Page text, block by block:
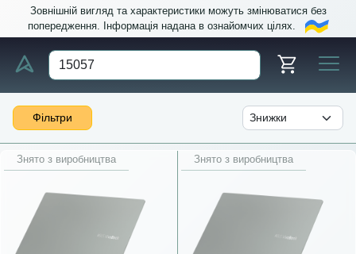
Зовнішній вигляд та характеристики можуть змінюватися без
попередження. Інформація надана в ознайомчих цілях.
Фільтри
Знято з виробництва Знято з виробництва